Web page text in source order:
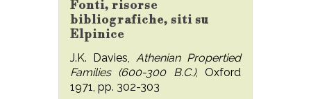
Fonti, risorse
bibliografiche, siti su
Elpinice
J.K. Davies, Athenian Propertied
Families (600-300 B.C.), Oxford
1971, pp. 302-303